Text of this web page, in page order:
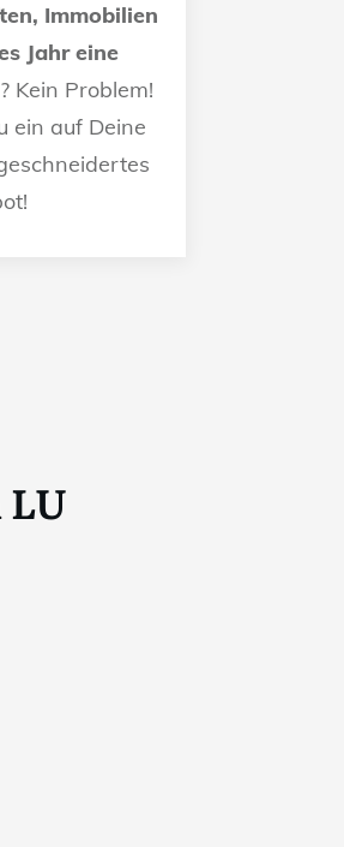
Immobilien
Jahr eine
Kein Problem!
ein auf Deine